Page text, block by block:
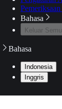
Bahasa
Keluar
Bahasa
Indonesia
Inggris